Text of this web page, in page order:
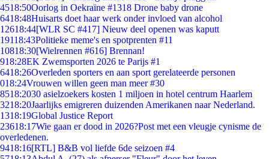
4518:50Oorlog in Oekraïne #1318 Drone baby drone
6418:48Huisarts doet haar werk onder invloed van alcohol
12618:44[WLR SC #417] Nieuw deel openen was kaputt
19118:43Politieke meme's en spotprenten #11
10818:30[Wielrennen #616] Brennan!
918:28EK Zwemsporten 2026 te Parijs #1
6418:26Overleden sporters en aan sport gerelateerde personen
018:24Vrouwen willen geen man meer #30
8518:2030 asielzoekers kosten 1 miljoen in hotel centrum Haarlem
3218:20Jaarlijks emigreren duizenden Amerikanen naar Nederland.
1318:19Global Justice Report
23618:17Wie gaan er dood in 2026?Post met een vleugje cynisme de
overledenen.
9418:16[RTL] B&B vol liefde 6de seizoen #4